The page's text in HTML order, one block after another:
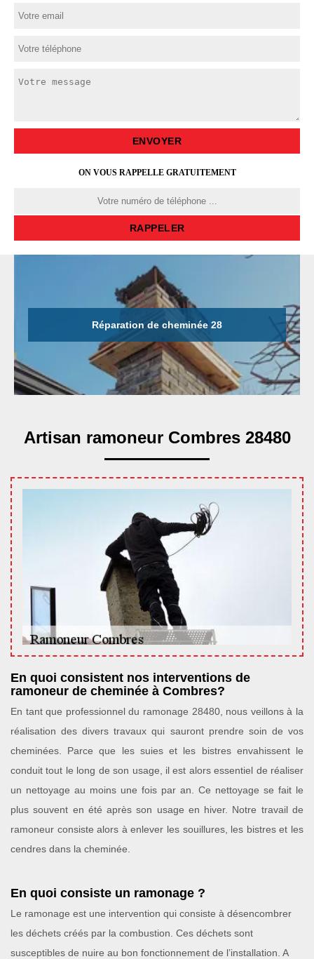
ON VOUS RAPPELLE GRATUITEMENT
Réparation de cheminée 28
Artisan ramoneur Combres 28480
En quoi consistent nos interventions de
ramoneur de cheminée à Combres?
En tant que professionnel du ramonage 28480, nous veillons à la
réalisation des divers travaux qui sauront prendre soin de vos
cheminées. Parce que les suies et les bistres envahissent le
conduit tout le long de son usage, il est alors essentiel de réaliser
un nettoyage au moins une fois par an. Ce nettoyage se fait le
plus souvent en été après son usage en hiver. Notre travail de
ramoneur consiste alors à enlever les souillures, les bistres et les
cendres dans la cheminée.
En quoi consiste un ramonage ?
Le ramonage est une intervention qui consiste à désencombrer
les déchets créés par la combustion. Ces déchets sont
susceptibles de nuire au bon fonctionnement de l’installation. A